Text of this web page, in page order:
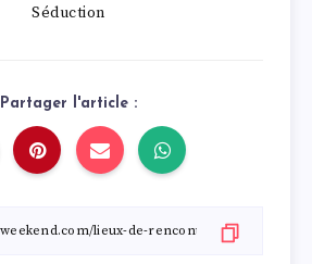
Séduction
Partager l'article :